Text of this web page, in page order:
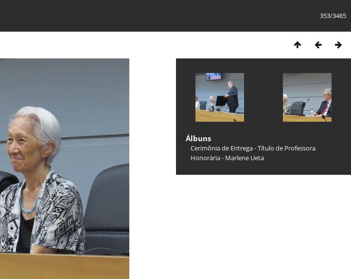
353/3465
Álbuns
Cerimônia de Entrega - Título de Professora
Honorária - Marlene Ueta